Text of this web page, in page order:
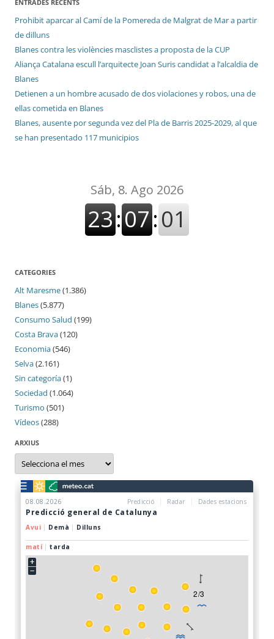
ENTRADES RECENTS
Prohibit aparcar al Camí de la Pomereda de Malgrat de Mar a partir
de dilluns
Blanes contra les violències masclistes a proposta de la CUP
Aliança Catalana escull l’arquitecte Joan Suris candidat a l’alcaldia de
Blanes
Detienen a un hombre acusado de dos violaciones y robos, una de
ellas cometida en Blanes
Blanes, ausente por segunda vez del Pla de Barris 2025-2029, al que
se han presentado 117 municipios
CATEGORIES
Alt Maresme(1.386)
Blanes(5.877)
Consumo Salud (199)
Costa Brava(120)
Economia(546)
Selva(2.161)
Sin categoría(1)
Sociedad (1.064)
Turismo (501)
Vídeos(288)
ARXIUS
Arxius